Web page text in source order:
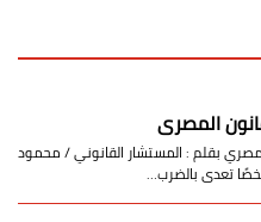
المصري
بقلم : المستشار القانوني / محمود
تعدى بالضرب…